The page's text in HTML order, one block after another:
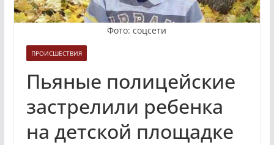
Фото: соцсети
ПРОИСШЕСТВИЯ
Пьяные полицейские
застрелили ребенка
на детской площадке